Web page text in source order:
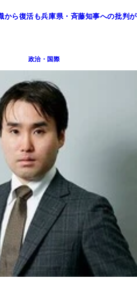
から復活も兵庫県・斉藤知事への批判が
政治・国際